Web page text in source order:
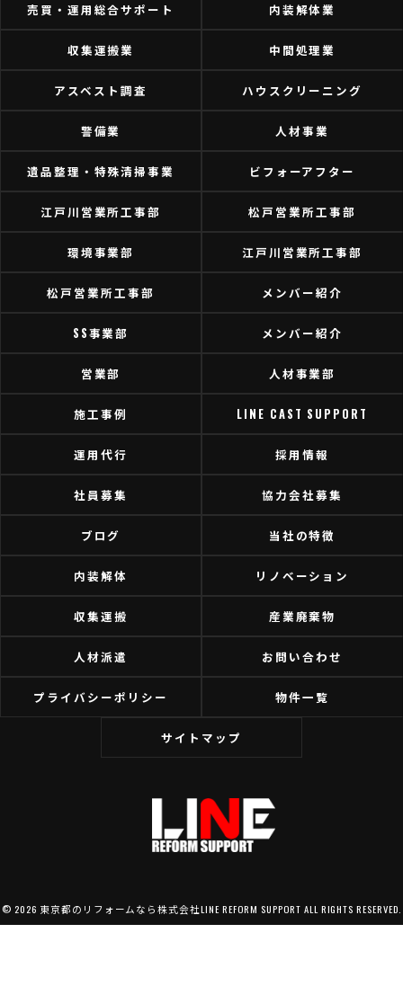
売買・運用総合サポート 内装解体業
収集運搬業 中間処理業
アスベスト調査 ハウスクリーニング
警備業 人材事業
遺品整理・特殊清掃事業 ビフォーアフター
江戸川営業所工事部 松戸営業所工事部
環境事業部 江戸川営業所工事部
松戸営業所工事部 メンバー紹介
SS事業部 メンバー紹介
営業部 人材事業部
施工事例 LINE CAST SUPPORT
運用代行 採用情報
社員募集 協力会社募集
ブログ 当社の特徴
内装解体 リノベーション
収集運搬 産業廃棄物
人材派遣 お問い合わせ
プライバシーポリシー 物件一覧
サイトマップ
© 2026 東京都のリフォームなら株式会社LINE REFORM SUPPORT ALL RIGHTS RESERVED.